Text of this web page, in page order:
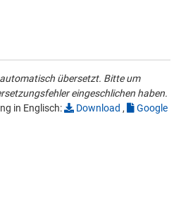
übersetzt. Bitte um
eingeschlichen haben.
in Englisch:
Download ,
Google